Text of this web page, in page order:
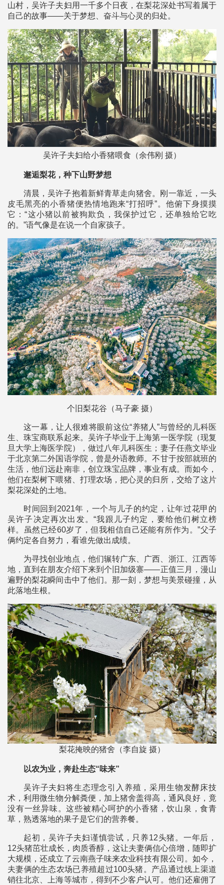
山村，吴许子夫妇用一千多个日夜，在梨花深处书写着属于
自己的故事——关于梦想、奋斗与心灵的归处。
吴许子夫妇给小香猪喂食（余伟刚 摄）
邂逅梨花，种下山野梦想
清晨，吴许子抱着新鲜青草走向猪舍。刚一靠近，一头
皮毛黑亮的小香猪便热情地跑来“打招呼”。他俯下身摸摸
它：“这小猪以前被狗欺负，我保护过它，还单独给它吃
的。”语气像是在说一个自家孩子。
个旧梨花谷（马子豪 摄）
这一幕，让人很难将眼前这位“养猪人”与曾经的儿科医
生、珠宝商联系起来。吴许子毕业于上海第一医学院（现复
旦大学上海医学院），做过八年儿科医生；妻子任燕文毕业
于北京第二外国语学院，曾是外语教师。不甘于按部就班的
生活，他们远赴南非，创立珠宝品牌，事业有成。而如今，
他们在梨树下喂猪、打理农场，把心灵的归所，交给了这片
梨花深处的土地。
时间回到2021年，一个与儿子的约定，让年过花甲的
吴许子决定再次出发。“我跟儿子约定，要给他们树立榜
样。虽然已经60岁了，但我相信自己还能有所作为。”父子
俩约定各自努力，看谁先做出成绩。
为寻找创业地点，他们辗转广东、广西、浙江、江西等
地，直到在朋友介绍下来到个旧加级寨——正值三月，漫山
遍野的梨花瞬间击中了他们。那一刻，梦想与美景碰撞，从
此落地生根。
梨花掩映的猪舍（李自旋 摄）
以农为业，奔赴生态“味来”
吴许子夫妇将生态理念引入养殖，采用生物发酵床技
术，利用微生物分解粪便，加上猪舍盖得高，通风良好，竟
没有一丝异味。这些被精心呵护的小香猪，饮山泉，食青
草，熟透落地的果子是它们的营养餐。
起初，吴许子夫妇谨慎尝试，只养12头猪。一年后，
12头猪茁壮成长，肉质香醇，这让夫妻俩信心倍增，随即扩
大规模，还成立了云南燕子味来农业科技有限公司。如今，
夫妻俩的生态农场已养殖超过100头猪。产品通过线上渠道
销往北京、上海等城市，得到不少客户认可。他们还雇佣了